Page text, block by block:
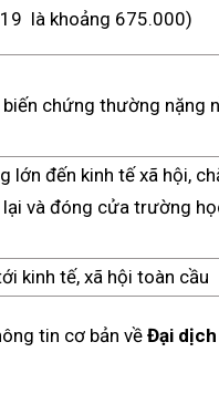
là khoảng 675.000)
chứng thường nặng
lớn đến kinh tế xã hội,
lại và đóng cửa trường
kinh tế, xã hội toàn cầu
tin cơ bản vềĐại